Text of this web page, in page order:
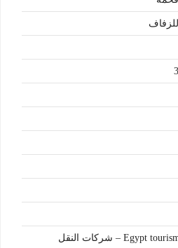
Egypt tourism transportation companies – شركات النقل